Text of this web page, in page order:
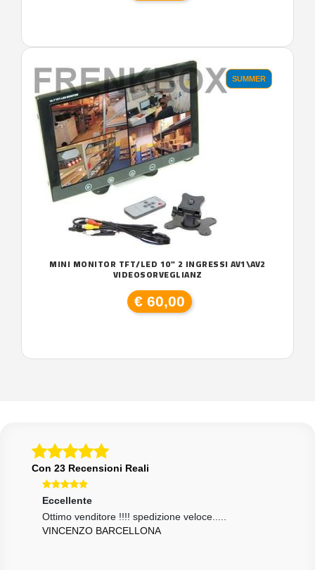
SUMMER
MINI MONITOR TFT/LED 10" 2 INGRESSI AV1\AV2
VIDEOSORVEGLIANZ
€ 60,00
Con 23 Recensioni Reali
Eccellente
Ottimo venditore !!!! spedizione veloce.....
VINCENZO BARCELLONA